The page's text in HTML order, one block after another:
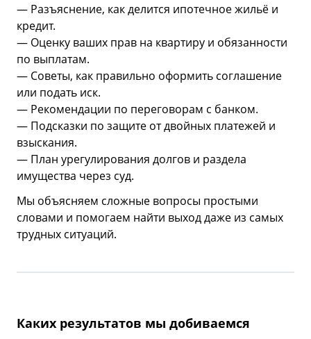
— Разъяснение, как делится ипотечное жильё и
кредит.
— Оценку ваших прав на квартиру и обязанности
по выплатам.
— Советы, как правильно оформить соглашение
или подать иск.
— Рекомендации по переговорам с банком.
— Подсказки по защите от двойных платежей и
взыскания.
— План урегулирования долгов и раздела
имущества через суд.
Мы объясняем сложные вопросы простыми
словами и помогаем найти выход даже из самых
трудных ситуаций.
Каких результатов мы добиваемся